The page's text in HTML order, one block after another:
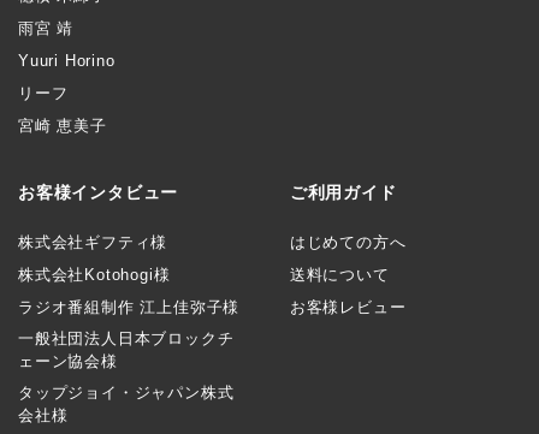
雨宮 靖
Yuuri Horino
リーフ
宮崎 恵美子
お客様インタビュー
株式会社ギフティ様
株式会社Kotohogi様
ラジオ番組制作 江上佳弥子様
一般社団法人日本ブロックチ
ェーン協会様
タップジョイ・ジャパン株式
会社様
ご利用ガイド
はじめての方へ
送料について
お客様レビュー